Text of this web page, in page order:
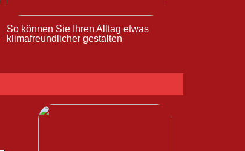
So können Sie Ihren Alltag etwas
klimafreundlicher gestalten